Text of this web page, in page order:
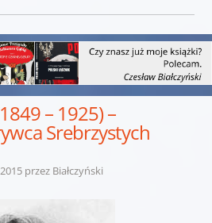
– 1925) –
Srebrzystych
przez Białczyński